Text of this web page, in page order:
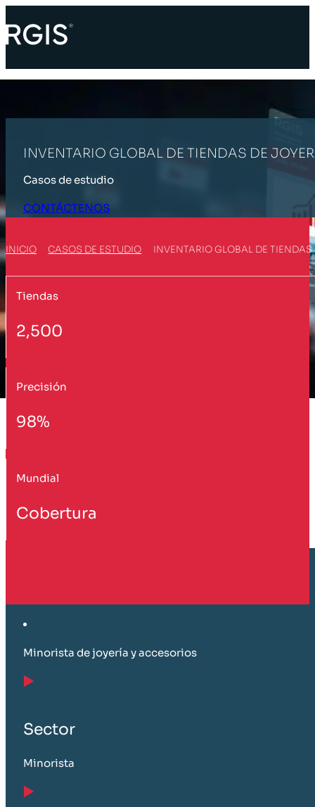
INVENTARIO GLOBAL DE TIENDAS DE
Casos de estudio
CONTÁCTENOS
INICIO CASOS DE ESTUDIO INVENTARIO GLOBAL DE
Tiendas
2,500
Precisión
98%
Mundial
Cobertura
Minorista de joyería y accesorios
Sector
Minorista